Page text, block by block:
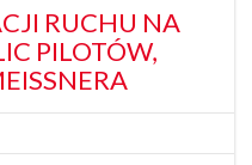
RUCHU NA
PILOTÓW,